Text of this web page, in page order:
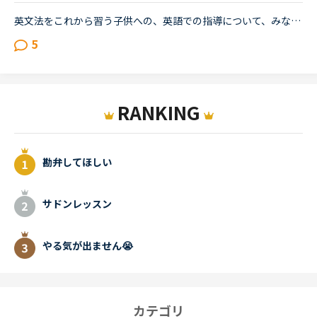
英文法をこれから習う子供への、英語での指導について、みなさん、どう思われますか？私は、説明そのものを英語で行うのは、少なくとも中学校の文法の範囲が一通り終わらないと、なかなか厳しいのではないかと思...
5
RANKING
勘弁してほしい
サドンレッスン
やる気が出ません😭
カテゴリ